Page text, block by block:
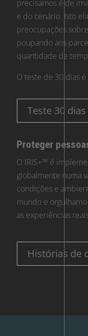
precisamos é de
e do cenário. Isto
preocupações
poupando aos
quantidade de
O teste de 30 dias
Teste 30 dias
Proteger
O IRIS+™ é
globalmente numa
condições e
mundo e
as experiências
Histórias de